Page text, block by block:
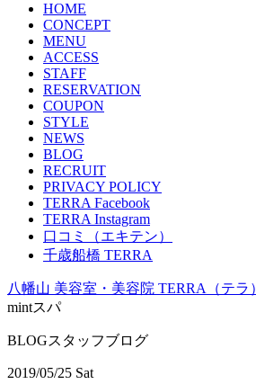
HOME
CONCEPT
MENU
ACCESS
STAFF
RESERVATION
COUPON
STYLE
NEWS
BLOG
RECRUIT
PRIVACY POLICY
TERRA Facebook
TERRA Instagram
口コミ（エキテン）
千歳船橋 TERRA
八幡山 美容室・美容院 TERRA（テラ
mintスパ
BLOGスタッフブログ
2019/05/25 Sat